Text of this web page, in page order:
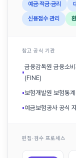
예금·적금·금리
신용점수 관리
참고 공식 기관
▪
금융감독원 금융소
(FINE)
▪보험개발원 보험통계
▪예금보험공사 공식
편집·검수 프로세스